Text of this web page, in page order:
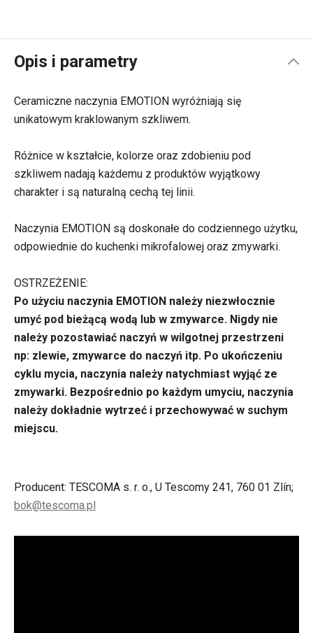
Opis i parametry
Ceramiczne naczynia EMOTION wyróżniają się
unikatowym kraklowanym szkliwem.
Różnice w kształcie, kolorze oraz zdobieniu pod
szkliwem nadają każdemu z produktów wyjątkowy
charakter i są naturalną cechą tej linii.
Naczynia EMOTION są doskonałe do codziennego użytku,
odpowiednie do kuchenki mikrofalowej oraz zmywarki.
OSTRZEŻENIE:
Po użyciu naczynia EMOTION należy niezwłocznie
umyć pod bieżącą wodą lub w zmywarce. Nigdy nie
należy pozostawiać naczyń w wilgotnej przestrzeni
np: zlewie, zmywarce do naczyń itp. Po ukończeniu
cyklu mycia, naczynia należy natychmiast wyjąć ze
zmywarki. Bezpośrednio po każdym umyciu, naczynia
należy dokładnie wytrzeć i przechowywać w suchym
miejscu.
Producent: TESCOMA s. r. o., U Tescomy 241, 760 01 Zlín;
bok@tescoma.pl